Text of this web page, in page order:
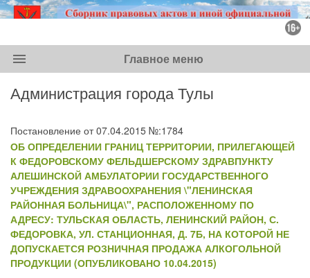
menu Главное меню
Администрация города Тулы
Постановление от 07.04.2015 №:1784
ОБ ОПРЕДЕЛЕНИИ ГРАНИЦ ТЕРРИТОРИИ, ПРИЛЕГАЮЩЕЙ
К ФЕДОРОВСКОМУ ФЕЛЬДШЕРСКОМУ ЗДРАВПУНКТУ
АЛЕШИНСКОЙ АМБУЛАТОРИИ ГОСУДАРСТВЕННОГО
УЧРЕЖДЕНИЯ ЗДРАВООХРАНЕНИЯ \"ЛЕНИНСКАЯ
РАЙОННАЯ БОЛЬНИЦА\", РАСПОЛОЖЕННОМУ ПО
АДРЕСУ: ТУЛЬСКАЯ ОБЛАСТЬ, ЛЕНИНСКИЙ РАЙОН, С.
ФЕДОРОВКА, УЛ. СТАНЦИОННАЯ, Д. 7Б, НА КОТОРОЙ НЕ
ДОПУСКАЕТСЯ РОЗНИЧНАЯ ПРОДАЖА АЛКОГОЛЬНОЙ
ПРОДУКЦИИ (ОПУБЛИКОВАНО 10.04.2015)